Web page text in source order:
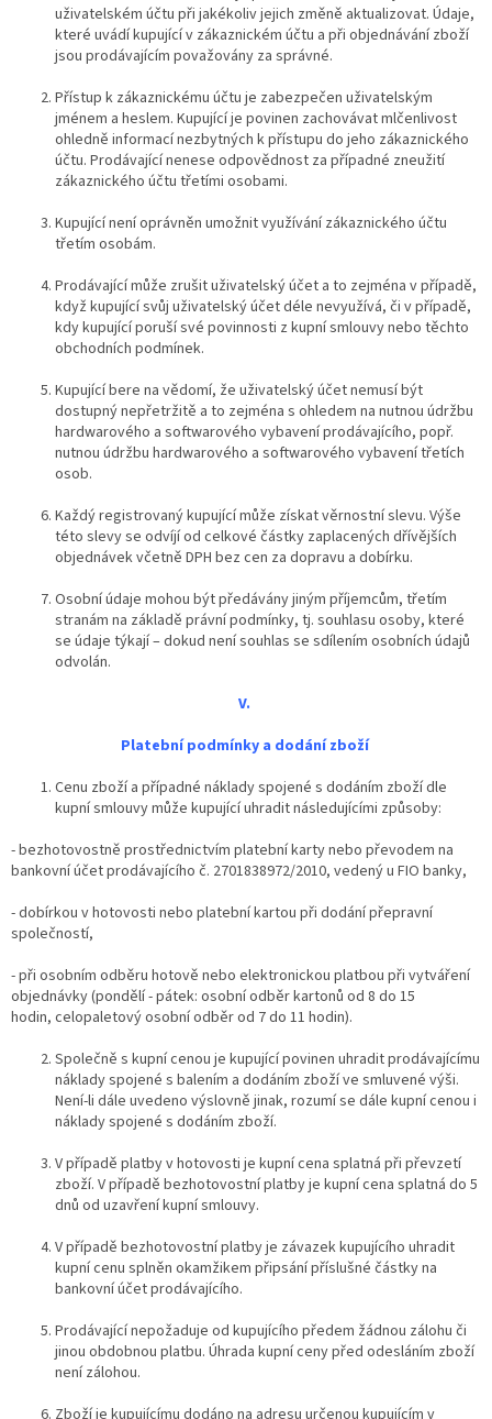
uživatelském účtu při jakékoliv jejich změně aktualizovat. Údaje,
které uvádí kupující v zákaznickém účtu a při objednávání zboží
jsou prodávajícím považovány za správné.
Přístup k zákaznickému účtu je zabezpečen uživatelským
jménem a heslem. Kupující je povinen zachovávat mlčenlivost
ohledně informací nezbytných k přístupu do jeho zákaznického
účtu. Prodávající nenese odpovědnost za případné zneužití
zákaznického účtu třetími osobami.
Kupující není oprávněn umožnit využívání zákaznického účtu
třetím osobám.
Prodávající může zrušit uživatelský účet a to zejména v případě,
když kupující svůj uživatelský účet déle nevyužívá, či v případě,
kdy kupující poruší své povinnosti z kupní smlouvy nebo těchto
obchodních podmínek.
Kupující bere na vědomí, že uživatelský účet nemusí být
dostupný nepřetržitě a to zejména s ohledem na nutnou údržbu
hardwarového a softwarového vybavení prodávajícího, popř.
nutnou údržbu hardwarového a softwarového vybavení třetích
osob.
Každý registrovaný kupující může získat věrnostní slevu. Výše
této slevy se odvíjí od celkové částky zaplacených dřívějších
objednávek včetně DPH bez cen za dopravu a dobírku.
Osobní údaje mohou být předávány jiným příjemcům, třetím
stranám na základě právní podmínky, tj. souhlasu osoby, které
se údaje týkají – dokud není souhlas se sdílením osobních údajů
odvolán.
V.
Platební podmínky a dodání zboží
Cenu zboží a případné náklady spojené s dodáním zboží dle
kupní smlouvy může kupující uhradit následujícími způsoby:
- bezhotovostně prostřednictvím platební karty nebo převodem na
bankovní účet prodávajícího č. 2701838972/2010, vedený u FIO banky,
- dobírkou v hotovosti nebo platební kartou při dodání přepravní
společností,
- při osobním odběru hotově nebo elektronickou platbou při vytváření
objednávky (pondělí - pátek: osobní odběr kartonů od 8 do 15
hodin, celopaletový osobní odběr od 7 do 11 hodin).
Společně s kupní cenou je kupující povinen uhradit prodávajícímu
náklady spojené s balením a dodáním zboží ve smluvené výši.
Není-li dále uvedeno výslovně jinak, rozumí se dále kupní cenou i
náklady spojené s dodáním zboží.
V případě platby v hotovosti je kupní cena splatná při převzetí
zboží. V případě bezhotovostní platby je kupní cena splatná do 5
dnů od uzavření kupní smlouvy.
V případě bezhotovostní platby je závazek kupujícího uhradit
kupní cenu splněn okamžikem připsání příslušné částky na
bankovní účet prodávajícího.
Prodávající nepožaduje od kupujícího předem žádnou zálohu či
jinou obdobnou platbu. Úhrada kupní ceny před odesláním zboží
není zálohou.